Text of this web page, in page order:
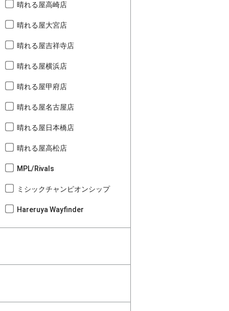
晴れる屋高崎店
晴れる屋大宮店
晴れる屋吉祥寺店
晴れる屋横浜店
晴れる屋甲府店
晴れる屋名古屋店
晴れる屋日本橋店
晴れる屋高松店
MPL/Rivals
ミシックチャンピオンシップ
Hareruya Wayfinder